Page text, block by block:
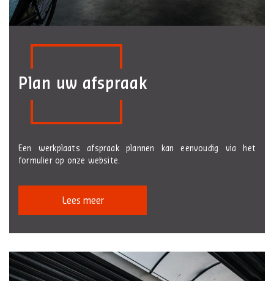
Plan uw afspraak
Een werkplaats afspraak plannen kan eenvoudig via het
formulier op onze website.
Lees meer